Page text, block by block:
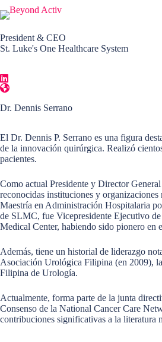
President & CEO
St. Luke's One Healthcare System
Dr. Dennis Serrano
El Dr. Dennis P. Serrano es una figura
de la innovación quirúrgica. Realizó
pacientes.
Como actual Presidente y Director
reconocidas instituciones y
Maestría en Administración Hospitalaria
de SLMC, fue Vicepresidente Ejecutivo
Medical Center, habiendo sido pionero en
Además, tiene un historial de liderazgo
Asociación Urológica Filipina (en 2009),
Filipina de Urología.
Actualmente, forma parte de la junta
Consenso de la National Cancer Care
contribuciones significativas a la literatura